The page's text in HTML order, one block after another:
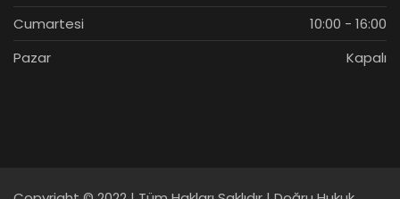
Cumartesi
10:00 - 16:00
Pazar
Kapalı